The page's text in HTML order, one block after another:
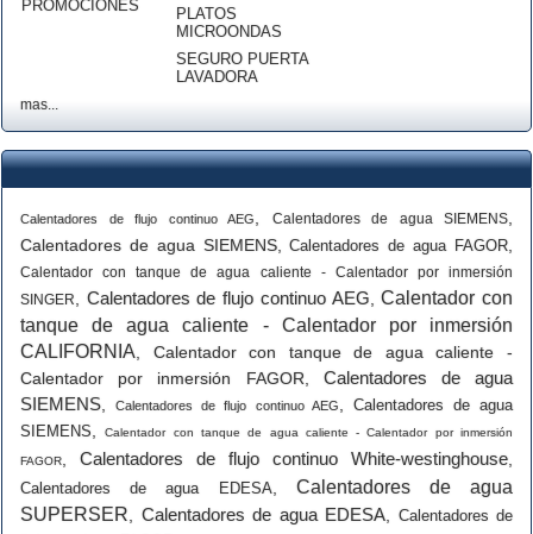
PROMOCIONES
PLATOS
MICROONDAS
SEGURO PUERTA
LAVADORA
mas...
Calentadores de flujo continuo AEG Calentadores de agua SIEMENS
Calentadores de agua SIEMENS,Calentadores de agua FAGOR
Calentador con tanque de agua caliente - Calentador por inmersión
SINGER
Calentadores de flujo continuo AEG ,Calentador con
tanque de agua caliente - Calentador por inmersión
CALIFORNIA
Calentador con tanque de agua caliente -
Calentador por inmersión FAGOR
Calentadores de agua
SIEMENS ,Calentadores de flujo continuo AEG
Calentadores de agua
SIEMENS ,Calentador con tanque de agua caliente - Calentador por inmersión
FAGOR Calentadores de flujo continuo White-westinghouse
Calentadores de agua EDESA, Calentadores de agua
SUPERSER
Calentadores de agua EDESA
Calentadores de